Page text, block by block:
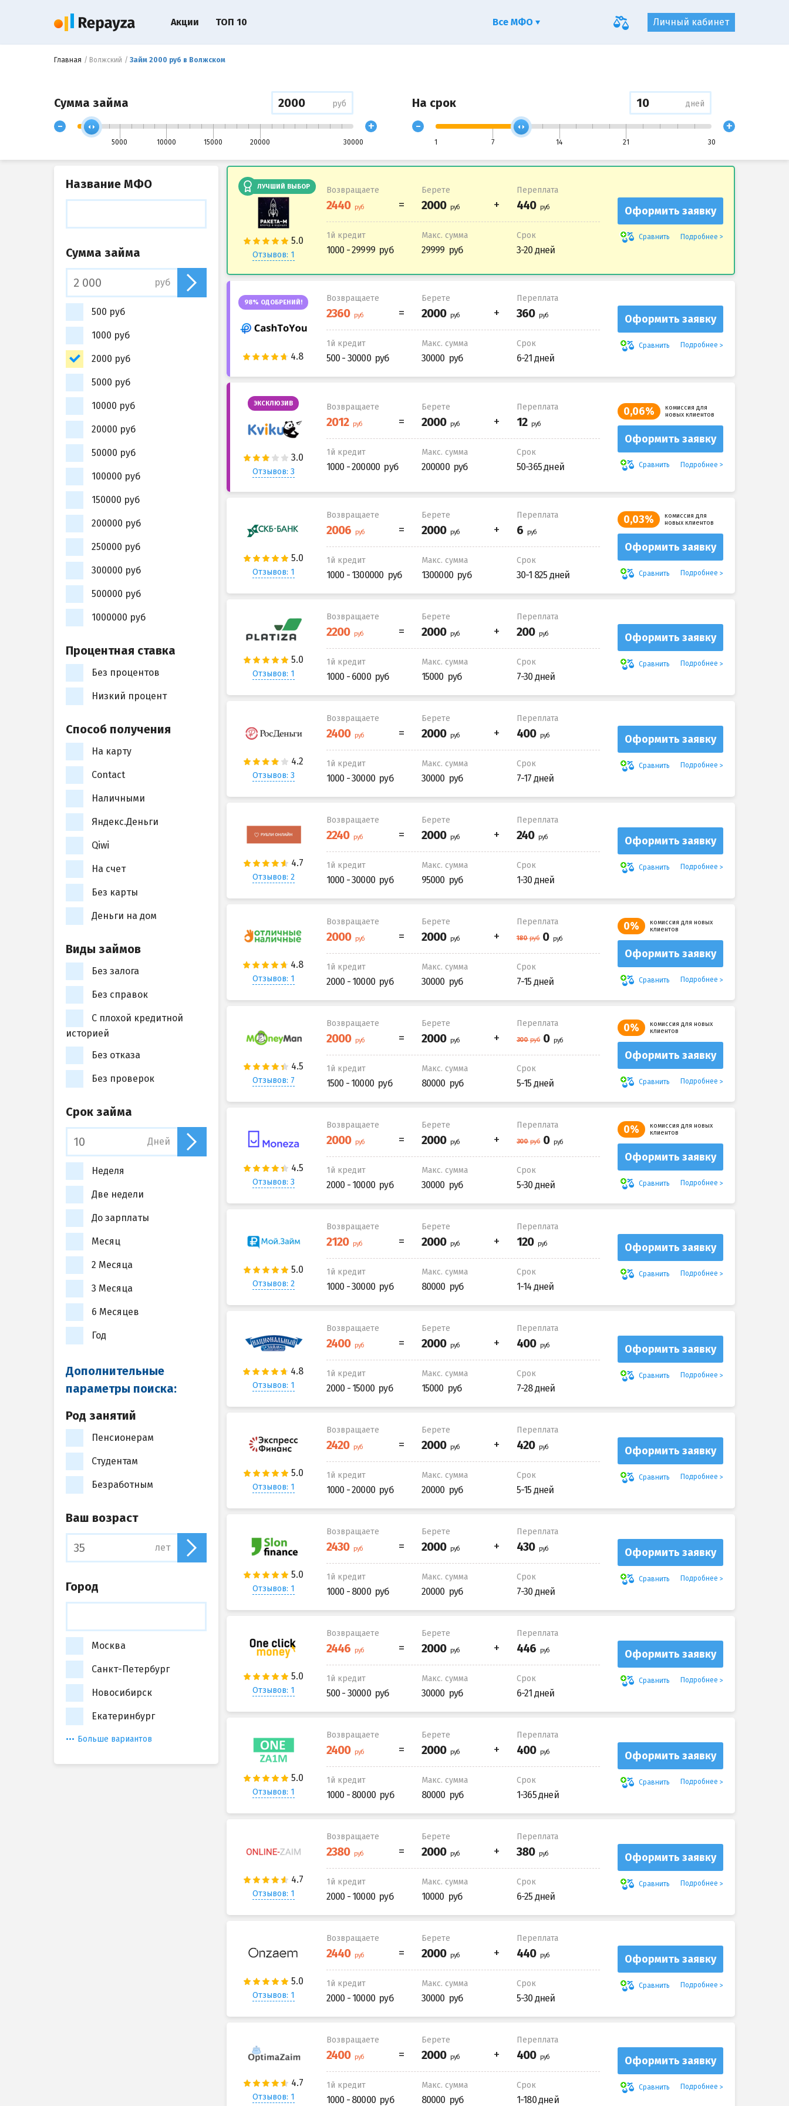
Главная Волжский Займ 2000 руб в Волжском
Сумма займа руб
-
5000 10000 15000 20000 30000
+
На срок дней
-
1 7 14 21 30
+
ЛУЧШИЙ ВЫБОР
Отзывов: 1
Возвращаете Берете Переплата
1й кредит
1000 - 29999
Макс. сумма
29999
Срок
3-20 дней
Оформить заявку
Сравнить Подробнее
98% ОДОБРЕНИЙ! Возвращаете Берете Переплата
1й кредит
500 - 30000
Макс. сумма
30000
Срок
6-21 дней
Оформить заявку
Сравнить Подробнее
ЭКСКЛЮЗИВ
Отзывов: 3
Возвращаете Берете Переплата
1й кредит
1000 - 200000
Макс. сумма
200000
Срок
50-365 дней
0,06%
комиссия для
новых клиентов
Оформить заявку
Сравнить Подробнее
Отзывов: 1
Возвращаете Берете Переплата
1й кредит
1000 - 1300000
Макс. сумма
1300000
Срок
30-1 825 дней
0,03%
комиссия для
новых клиентов
Оформить заявку
Сравнить Подробнее
Отзывов: 1
Возвращаете Берете Переплата
1й кредит
1000 - 6000
Макс. сумма
15000
Срок
7-30 дней
Оформить заявку
Сравнить Подробнее
Отзывов: 3
Возвращаете Берете Переплата
1й кредит
1000 - 30000
Макс. сумма
30000
Срок
7-17 дней
Оформить заявку
Сравнить Подробнее
Отзывов: 2
Возвращаете Берете Переплата
1й кредит
1000 - 30000
Макс. сумма
95000
Срок
1-30 дней
Оформить заявку
Сравнить Подробнее
Отзывов: 1
Возвращаете Берете Переплата
1й кредит
2000 - 10000
Макс. сумма
30000
Срок
7-15 дней
0%
комиссия для новых
клиентов
Оформить заявку
Сравнить Подробнее
Отзывов: 7
Возвращаете Берете Переплата
1й кредит
1500 - 10000
Макс. сумма
80000
Срок
5-15 дней
0%
комиссия для новых
клиентов
Оформить заявку
Сравнить Подробнее
Отзывов: 3
Возвращаете Берете Переплата
1й кредит
2000 - 10000
Макс. сумма
30000
Срок
5-30 дней
0%
комиссия для новых
клиентов
Оформить заявку
Сравнить Подробнее
Отзывов: 2
Возвращаете Берете Переплата
1й кредит
1000 - 30000
Макс. сумма
80000
Срок
1-14 дней
Оформить заявку
Сравнить Подробнее
Отзывов: 1
Возвращаете Берете Переплата
1й кредит
2000 - 15000
Макс. сумма
15000
Срок
7-28 дней
Оформить заявку
Сравнить Подробнее
Отзывов: 1
Возвращаете Берете Переплата
1й кредит
1000 - 20000
Макс. сумма
20000
Срок
5-15 дней
Оформить заявку
Сравнить Подробнее
Отзывов: 1
Возвращаете Берете Переплата
1й кредит
1000 - 8000
Макс. сумма
20000
Срок
7-30 дней
Оформить заявку
Сравнить Подробнее
Отзывов: 1
Возвращаете Берете Переплата
1й кредит
500 - 30000
Макс. сумма
30000
Срок
6-21 дней
Оформить заявку
Сравнить Подробнее
Отзывов: 1
Возвращаете Берете Переплата
1й кредит
1000 - 80000
Макс. сумма
80000
Срок
1-365 дней
Оформить заявку
Сравнить Подробнее
Отзывов: 1
Возвращаете Берете Переплата
1й кредит
2000 - 10000
Макс. сумма
10000
Срок
6-25 дней
Оформить заявку
Сравнить Подробнее
Отзывов: 1
Возвращаете Берете Переплата
1й кредит
2000 - 10000
Макс. сумма
30000
Срок
5-30 дней
Оформить заявку
Сравнить Подробнее
Отзывов: 1
Возвращаете Берете Переплата
1й кредит
1000 - 80000
Макс. сумма
80000
Срок
1-180 дней
Оформить заявку
Сравнить Подробнее
Название МФО
Сумма займа
руб
500 руб
1000 руб
2000 руб
5000 руб
10000 руб
20000 руб
50000 руб
100000 руб
150000 руб
200000 руб
250000 руб
300000 руб
500000 руб
1000000 руб
Процентная ставка
Без процентов
Низкий процент
Способ получения
На карту
Contact
Наличными
Яндекс.Деньги
Qiwi
На счет
Без карты
Деньги на дом
Виды займов
Без залога
Без справок
С плохой кредитной
историей
Без отказа
Без проверок
Срок займа
Дней
Неделя
Две недели
До зарплаты
Месяц
2 Месяца
3 Месяца
6 Месяцев
Год
Дополнительные
параметры поиска:
Род занятий
Пенсионерам
Студентам
Безработным
Ваш возраст
лет
Город
Москва
Санкт-Петербург
Новосибирск
Екатеринбург
Больше вариантов
Личный кабинет
Акции ТОП 10 Все МФО